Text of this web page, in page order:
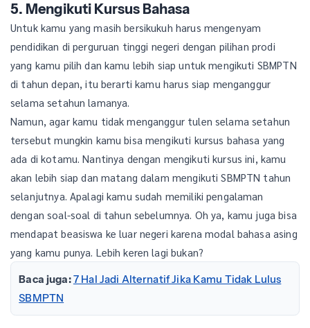
5. Mengikuti Kursus Bahasa
Untuk kamu yang masih bersikukuh harus mengenyam
pendidikan di perguruan tinggi negeri dengan pilihan prodi
yang kamu pilih dan kamu lebih siap untuk mengikuti SBMPTN
di tahun depan, itu berarti kamu harus siap menganggur
selama setahun lamanya.
Namun, agar kamu tidak menganggur tulen selama setahun
tersebut mungkin kamu bisa mengikuti kursus bahasa yang
ada di kotamu. Nantinya dengan mengikuti kursus ini, kamu
akan lebih siap dan matang dalam mengikuti SBMPTN tahun
selanjutnya. Apalagi kamu sudah memiliki pengalaman
dengan soal-soal di tahun sebelumnya. Oh ya, kamu juga bisa
mendapat beasiswa ke luar negeri karena modal bahasa asing
yang kamu punya. Lebih keren lagi bukan?
Baca juga:7 Hal Jadi Alternatif Jika Kamu Tidak Lulus
SBMPTN